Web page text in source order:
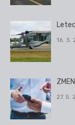
16. 3.
27. 5.